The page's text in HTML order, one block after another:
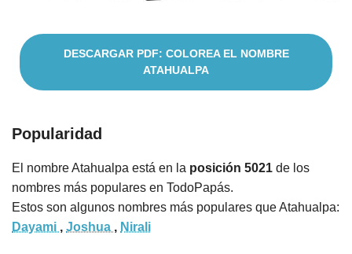
DESCARGAR PDF: COLOREA EL NOMBRE
ATAHUALPA
Popularidad
El nombre Atahualpa está en la posición 5021 de los
nombres más populares en TodoPapás.
Estos son algunos nombres más populares que Atahualpa:
Dayami , Joshua , Nirali